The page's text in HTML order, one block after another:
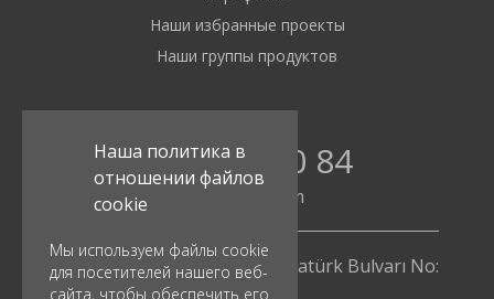
Наша политика в
отношении файлов
cookie
Мы используем файлы cookie
для посетителей нашего веб-
сайта, чтобы обеспечить его
Наши избранные проекты
Наши группы продуктов
0850 480 80 84
info@pimak.com
Ziya Gökalp Mh. İOSB 10. Cad. Atatürk Bulvarı No:
112/4